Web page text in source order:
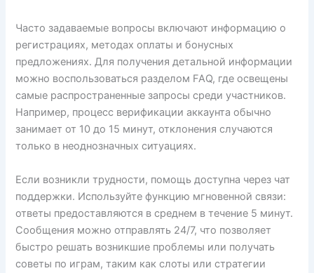
Часто задаваемые вопросы включают информацию о
регистрациях, методах оплаты и бонусных
предложениях. Для получения детальной информации
можно воспользоваться разделом FAQ, где освещены
самые распространенные запросы среди участников.
Например, процесс верификации аккаунта обычно
занимает от 10 до 15 минут, отклонения случаются
только в неоднозначных ситуациях.
Если возникли трудности, помощь доступна через чат
поддержки. Используйте функцию мгновенной связи:
ответы предоставляются в среднем в течение 5 минут.
Сообщения можно отправлять 24/7, что позволяет
быстро решать возникшие проблемы или получать
советы по играм, таким как слоты или стратегии